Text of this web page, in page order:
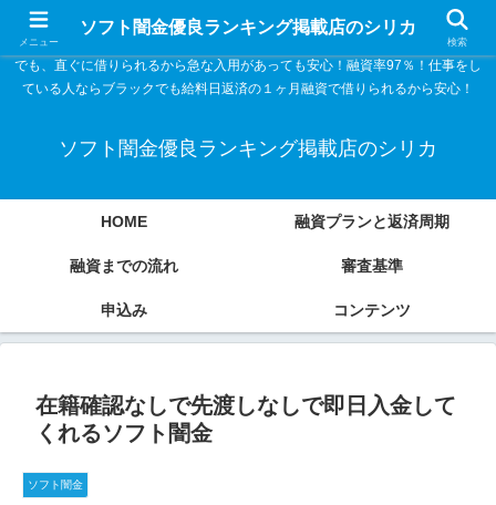
ソフト闇金優良ランキング 中小消費者金融在籍確認なし シリカなら24時間
365日 在籍確認なしで借りれるブラック即日振込融資です。土日や祝日、夜間
でも、直ぐに借りられるから急な入用があっても安心！融資率97％！仕事をし
ている人ならブラックでも給料日返済の１ヶ月融資で借りられるから安心！
ソフト闇金優良ランキング掲載店のシリカ
HOME 融資プランと返済周期
融資までの流れ 審査基準
申込み コンテンツ
在籍確認なしで先渡しなしで即日入金して
くれるソフト闇金
ソフト闇金
メニュー
ソフト闇金優良ランキング掲載店のシリカ
検索